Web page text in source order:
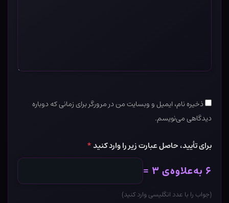
ذخیره نام، ایمیل و وبسایت من در مرورگر برای زمانی که دوباره
دیدگاهی می‌نویسم.
برای تأیید، حاصل عبارت زیر را وارد کنید*
۶ به‌علاوه‌ی ۳ =
(جواب را با عدد انگلیسی وارد کنید)